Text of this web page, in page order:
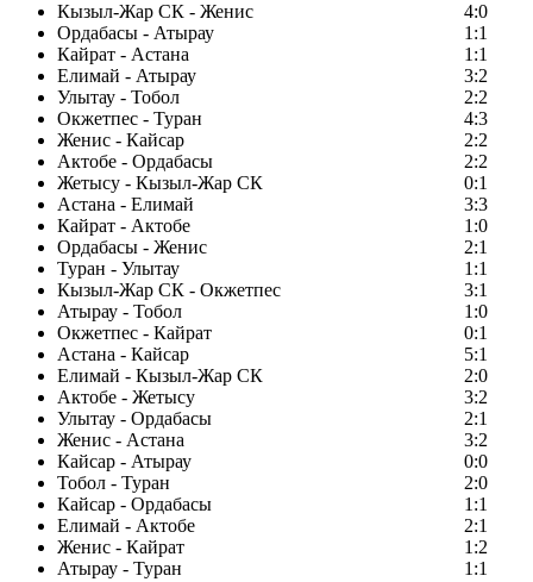
Кызыл-Жар СК - Женис
4:0
Ордабасы - Атырау
1:1
Кайрат - Астана
1:1
Елимай - Атырау
3:2
Улытау - Тобол
2:2
Окжетпес - Туран
4:3
Женис - Кайсар
2:2
Актобе - Ордабасы
2:2
Жетысу - Кызыл-Жар СК
0:1
Астана - Елимай
3:3
Кайрат - Актобе
1:0
Ордабасы - Женис
2:1
Туран - Улытау
1:1
Кызыл-Жар СК - Окжетпес
3:1
Атырау - Тобол
1:0
Окжетпес - Кайрат
0:1
Астана - Кайсар
5:1
Елимай - Кызыл-Жар СК
2:0
Актобе - Жетысу
3:2
Улытау - Ордабасы
2:1
Женис - Астана
3:2
Кайсар - Атырау
0:0
Тобол - Туран
2:0
Кайсар - Ордабасы
1:1
Елимай - Актобе
2:1
Женис - Кайрат
1:2
Атырау - Туран
1:1